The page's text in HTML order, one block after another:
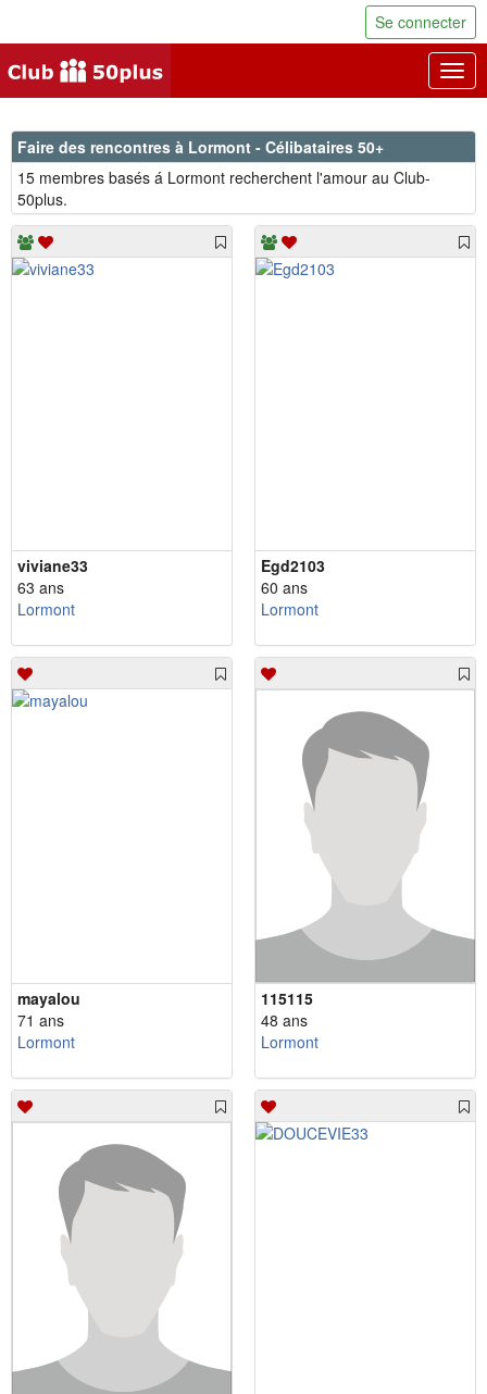
Se connecter
Faire des rencontres à Lormont - Célibataires 50+
15 membres basés á Lormont recherchent l'amour au Club-
50plus.
viviane33
63 ans
Lormont
Egd2103
60 ans
Lormont
mayalou
71 ans
Lormont
115115
48 ans
Lormont